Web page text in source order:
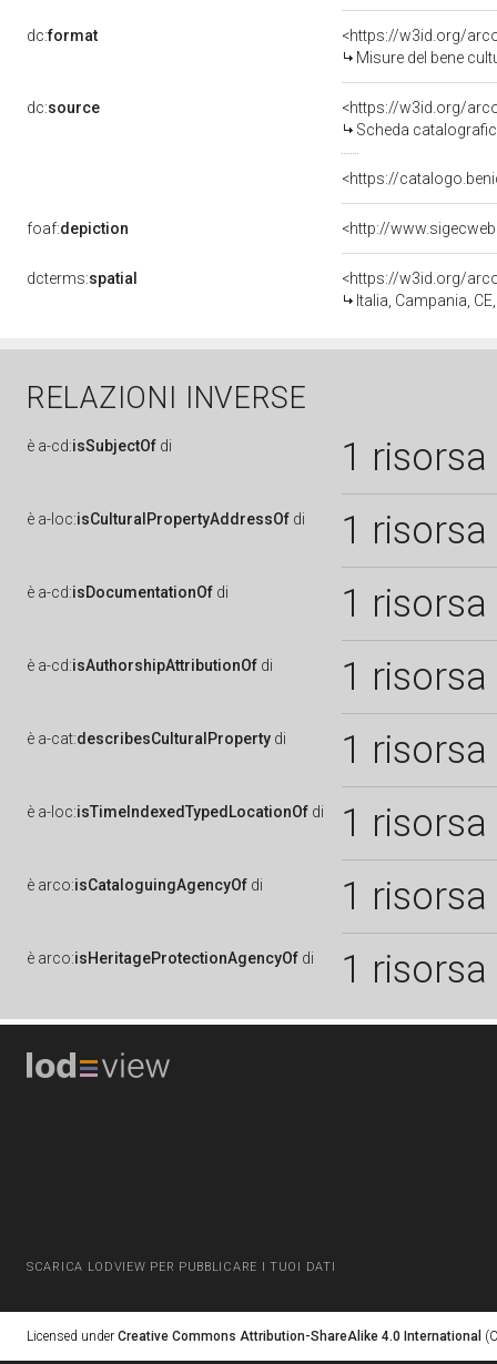
dc:format
<https://w3id.org/
Misure del bene
dc:source
<https://w3id.org/
Scheda
<https://
foaf:depiction
dcterms:spatial
<https://w3id.org/
Italia, Campania,
RELAZIONI INVERSE
è a-cd:isSubjectOf di 1 risorsa
è a-loc:isCulturalPropertyAddressOf di 1 risorsa
è a-cd:isDocumentationOf di 1 risorsa
è a-cd:isAuthorshipAttributionOf di 1 risorsa
è a-cat:describesCulturalProperty di 1 risorsa
è a-loc:isTimeIndexedTypedLocationOf di 1 risorsa
è arco:isCataloguingAgencyOf di 1 risorsa
è arco:isHeritageProtectionAgencyOf di 1 risorsa
SCARICA LODVIEW PER PUBBLICARE I TUOI DATI
Licensed under Creative Commons Attribution-ShareAlike 4.0 International